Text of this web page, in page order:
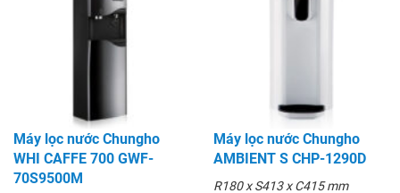
Máy lọc nước Chungho
WHI CAFFE 700 GWF-
70S9500M
Máy lọc nước Chungho
AMBIENT S CHP-1290D
R180 x S413 x C415 mm